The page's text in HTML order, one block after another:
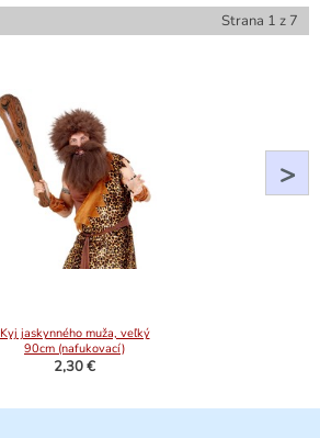
Strana 1 z 7
Kyj jaskynného muža, veľký
90cm (nafukovací)
2,30 €
>